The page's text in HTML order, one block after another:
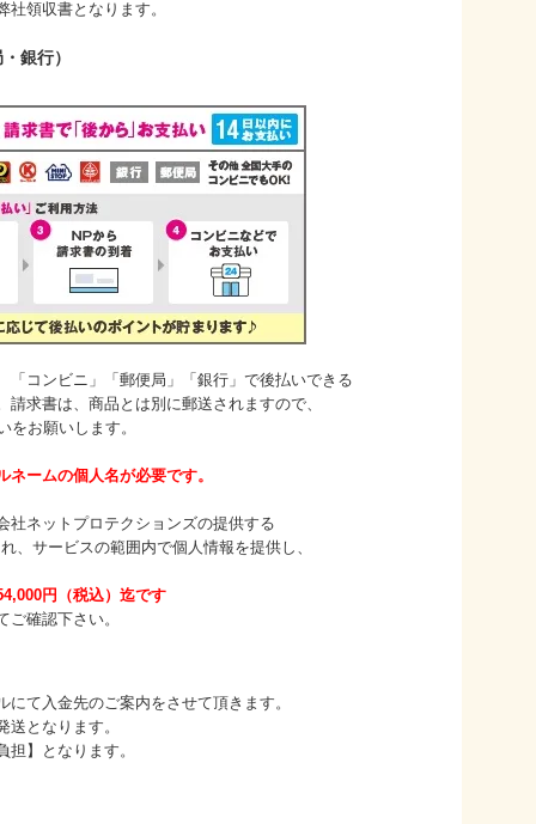
社領収書となります。
銀行）
ビニ」「郵便局」「銀行」で後払いできる
は、商品とは別に郵送されますので、
願いします。
ームの個人名が必要です。
社ネットプロテクションズの提供する
ービスの範囲内で個人情報を提供し、
円（税込）迄です
認下さい。
金先のご案内をさせて頂きます。
なります。
となります。